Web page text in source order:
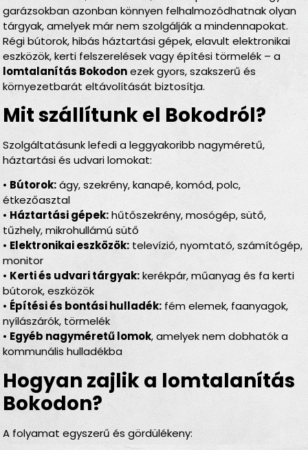
garázsokban azonban könnyen felhalmozódhatnak olyan
tárgyak, amelyek már nem szolgálják a mindennapokat.
Régi bútorok, hibás háztartási gépek, elavult elektronikai
eszközök, kerti felszerelések vagy építési törmelék – a
lomtalanítás Bokodonezek gyors, szakszerű és
környezetbarát eltávolítását biztosítja.
Mit szállítunk el Bokodról?
Szolgáltatásunk lefedi a leggyakoribb nagyméretű,
háztartási és udvari lomokat:
• Bútorok:ágy, szekrény, kanapé, komód, polc,
étkezőasztal
• Háztartási gépek:hűtőszekrény, mosógép, sütő,
tűzhely, mikrohullámú sütő
• Elektronikai eszközök: televízió, nyomtató, számítógép,
monitor
• Kerti és udvari tárgyak:kerékpár, műanyag és fa kerti
bútorok, eszközök
• Építési és bontási hulladék: fém elemek, faanyagok,
nyílászárók, törmelék
• Egyéb nagyméretű lomok, amelyek nem dobhatók a
kommunális hulladékba
Hogyan zajlik a lomtalanítás
Bokodon?
A folyamat egyszerű és gördülékeny: